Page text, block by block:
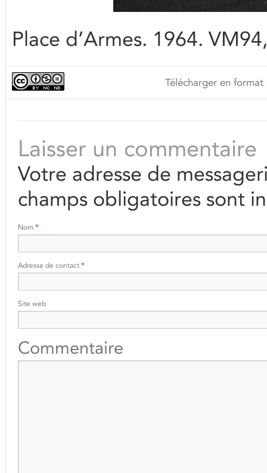
Place d’Armes. 1964.
Télécharger en
Laisser un commentaire
Votre adresse de
champs obligatoires sont
Nom *
Adresse de contact *
Site web
Commentaire